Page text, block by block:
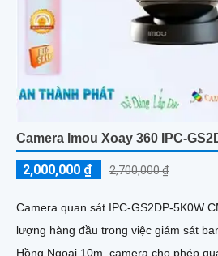
Camera Imou Xoay 360 IPC-
2,000,000 ₫ 2,700,000 ₫
Camera quan sát IPC-GS2DP-5K0W
lượng hàng đầu trong việc giám sát ban đêm. Với
Hồng Ngoại 10m, camera cho phép